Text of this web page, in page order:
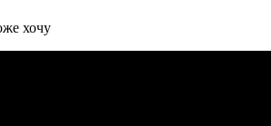
хочу